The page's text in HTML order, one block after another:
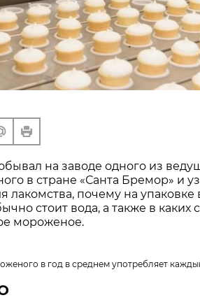
на заводе одного из
в стране «Санта Бремор» и
лакомства, почему на упаковке
стоит вода, а также в каких
мороженое.
в год в среднем употребляет